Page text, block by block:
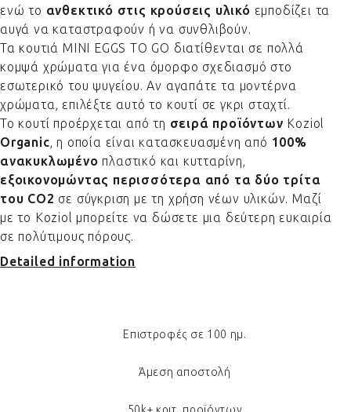
ενώ το ανθεκτικό στις κρούσεις υλικό εμποδίζει τα
αυγά να καταστραφούν ή να συνθλιβούν.
Τα κουτιά MINI EGGS TO GO διατίθενται σε πολλά
κομψά χρώματα για ένα όμορφο σχεδιασμό στο
εσωτερικό του ψυγείου. Αν αγαπάτε τα μοντέρνα
χρώματα, επιλέξτε αυτό το κουτί σε γκρι σταχτί.
Το κουτί προέρχεται από τη σειρά προϊόντων Koziol
Organic, η οποία είναι κατασκευασμένη από 100%
ανακυκλωμένο πλαστικό και κυτταρίνη,
εξοικονομώντας περισσότερα από τα δύο τρίτα
του CO2 σε σύγκριση με τη χρήση νέων υλικών. Μαζί
με το Koziol μπορείτε να δώσετε μια δεύτερη ευκαιρία
σε πολύτιμους πόρους.
Detailed information
Επιστροφές σε 100 ημ.
Άμεση αποστολή